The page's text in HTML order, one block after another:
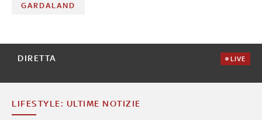
GARDALAND
DIRETTA LIVE
LIFESTYLE: ULTIME NOTIZIE